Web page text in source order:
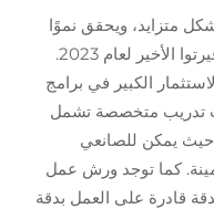
متزايد، ويحقق نموًا
بنسبة حوالي 5.7٪ سنويًا وفقًا لتقرير فيرتوا الأخير لعام 2023.
الكبير في برامج
تدريب متخصصة تشمل
حيث يمكن للصانعي
كما توجد ورش عمل
قادرة على العمل بدقة